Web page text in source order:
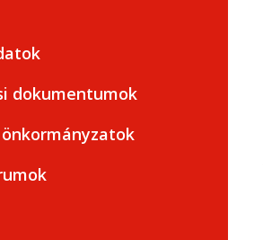
dokumentumok